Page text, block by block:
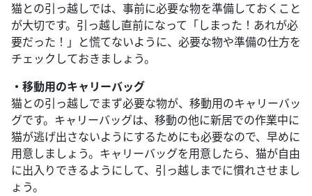
猫との引っ越しでは、事前に必要な物を準備しておくこと
が大切です。引っ越し直前になって「しまった！あれが必
要だった！」と慌てないように、必要な物や準備の仕方を
チェックしておきましょう。
・移動用のキャリーバッグ
猫との引っ越しでまず必要な物が、移動用のキャリーバッ
グです。キャリーバッグは、移動の他に新居での作業中に
猫が逃げ出さないようにするためにも必要なので、早めに
用意しましょう。キャリーバッグを用意したら、猫が自由
に出入りできるようにして、引っ越しまでに慣れさせまし
ょう。